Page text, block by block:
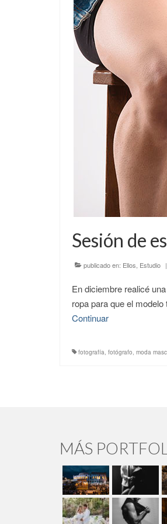
Sesión de
publicado en: Ellos Estudio |
En diciembre realicé
ropa para que el
Continuar
fotografía fotógrafo moda
MÁS